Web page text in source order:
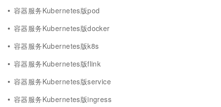
容器服务Kubernetes版pod
容器服务Kubernetes版docker
容器服务Kubernetes版k8s
容器服务Kubernetes版flink
容器服务Kubernetes版service
容器服务Kubernetes版ingress